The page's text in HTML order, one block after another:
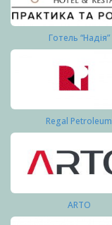
Готель “Надія”
Regal Petroleum
ARTO